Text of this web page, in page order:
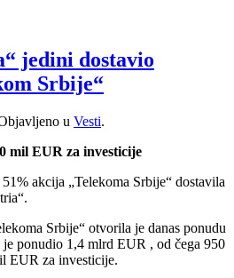
jedini dostavio
Srbije“
u Vesti.
mil EUR za investicije
akcija „Telekoma Srbije“ dostavila
Srbije“ otvorila je danas ponudu
ponudio 1,4 mlrd EUR , od čega 950
EUR za investicije.